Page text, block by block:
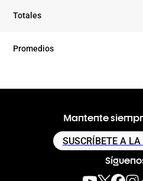
TEMP
Totales
Promedios
Mantente
SUSCRÍBETE A